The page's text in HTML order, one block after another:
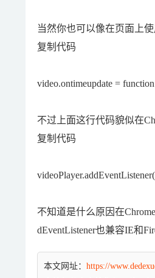
当然你也可以像在页面上
复制代码
video.ontimeupdate =
不过上面这行代码貌似在
复制代码
不知道是什么原因在
dEventListener也兼容IE和
本文网址： https://